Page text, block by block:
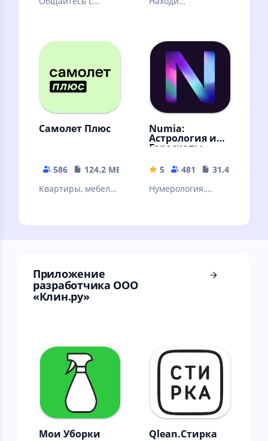
всегда онлайн!
привычки, ставь
цели и организуй
свое время
Самолет Плюс
586
124.2 MB
Квартиры, мебель,
Numia:
Астрология и
Гороскопы
5 481
31.44 MB
Нумерология,
Приложение
разработчика ООО
«Клин.ру»
Мои Уборки Qlean.Стирка